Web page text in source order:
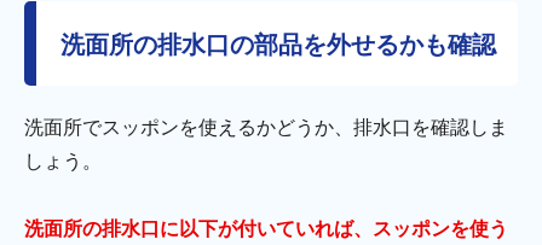
洗面所の排水口の部品を外せるかも確認
洗面所でスッポンを使えるかどうか、排水口を確認しま
しょう。
洗面所の排水口に以下が付いていれば、スッポンを使う